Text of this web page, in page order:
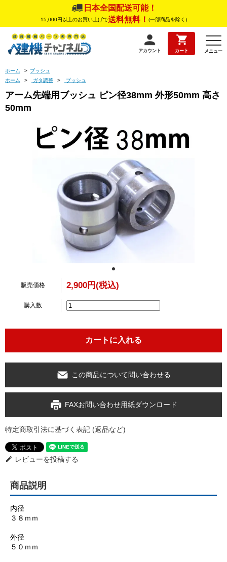
日本全国配送可能！
15,000円以上のお買い上げで送料無料！ (一部商品を除く)
アカウント カート メニュー
ホーム > ブッシュ
ホーム
> ガタ調整 > ブッシュ
アーム先端用ブッシュ ピン径38mm 外形50mm 高さ
50mm
販売価格 2,900円(税込)
購入数
この商品について問い合わせる
FAXお問い合わせ用紙ダウンロード
特定商取引法に基づく表記 (返品など)
edit レビューを投稿する
商品説明
内径
３８ｍｍ
外径
５０ｍｍ